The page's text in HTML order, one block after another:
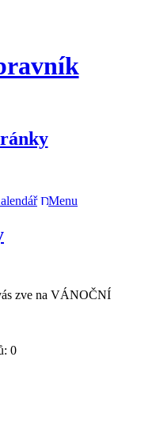
Menu
zve na VÁNOČNÍ
0